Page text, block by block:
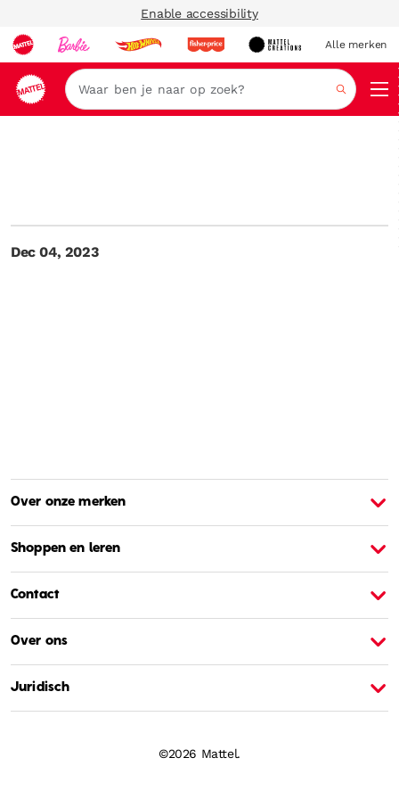
Enable accessibility
Alle merken
Zoeken
Dec 04, 2023
Over onze merken
Shoppen en leren
Contact
Over ons
Juridisch
©2026 Mattel.